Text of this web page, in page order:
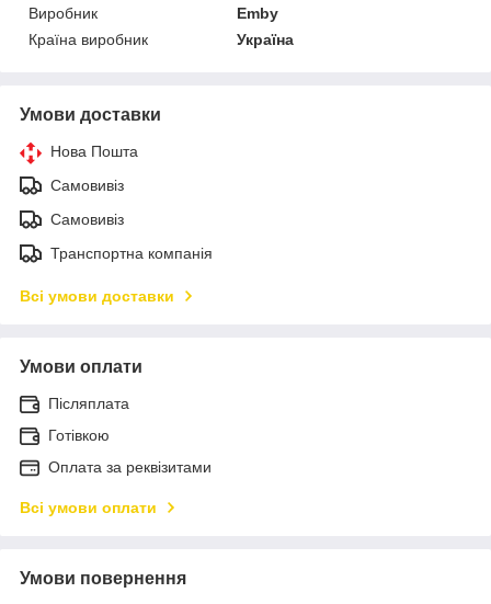
Виробник
Emby
Країна виробник
Україна
Умови доставки
Нова Пошта
Самовивіз
Самовивіз
Транспортна компанія
Всі умови доставки
Умови оплати
Післяплата
Готівкою
Оплата за реквізитами
Всі умови оплати
Умови повернення